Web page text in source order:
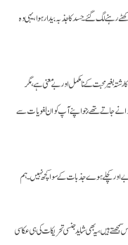
لگ گئے۔ حسد کا جذبہ بیدار ہوا، یہی وہ
بغیر محبت کے نا مکمل اور بے معنی ہے، مگر
جاتے تھے، جو اپنے آپ کوان لغویات سے
اور کچلے ہوے جذبات کے سوا کچھ نہیں۔ ہم
ہیں ، یہ بھی شاید جنسی تحریکات کی ہی عکاسی